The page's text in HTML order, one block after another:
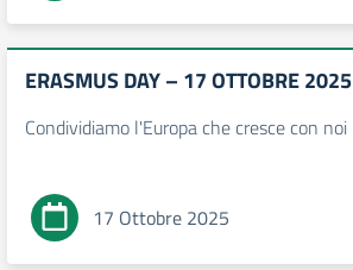
ERASMUS DAY – 17 OTTOBRE 2025
Condividiamo l'Europa che cresce con noi
17 Ottobre 2025